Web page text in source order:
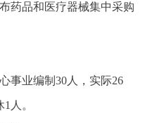
药品和医疗器械集中采购
事业编制30人，实际26
人。